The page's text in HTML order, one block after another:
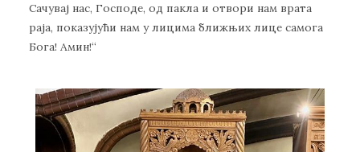
Сачувај нас, Господе, од пакла и отвори нам врата
раја, показујући нам у лицима ближњих лице самога
Бога! Амин!“